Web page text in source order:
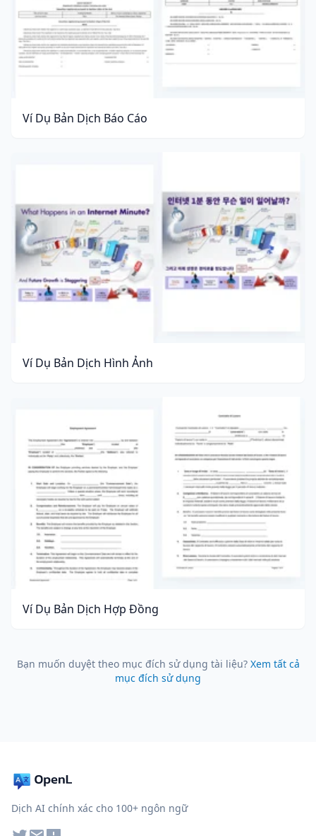
Ví Dụ Bản Dịch Báo Cáo
Ví Dụ Bản Dịch Hình Ảnh
Ví Dụ Bản Dịch Hợp Đồng
Bạn muốn duyệt theo mục đích sử dụng tài liệu? Xem tất cả
mục đích sử dụng
Dịch AI chính xác cho 100+ ngôn ngữ